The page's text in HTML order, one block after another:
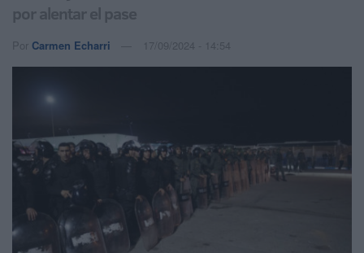
por alentar el pase
Por Carmen Echarri 17/09/2024 - 14:54